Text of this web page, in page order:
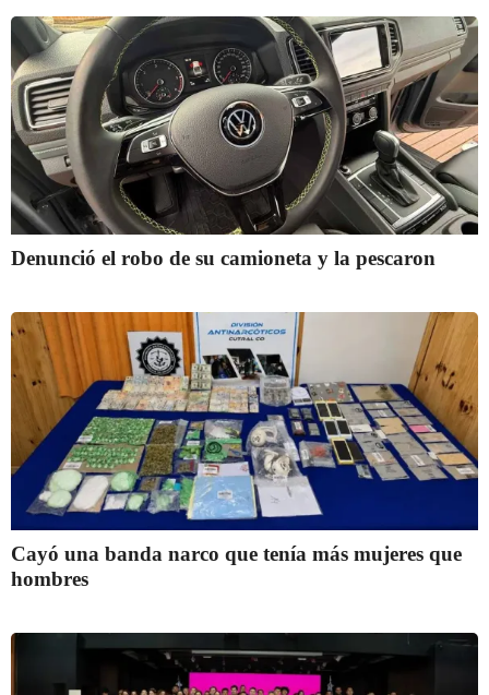
Denunció el robo de su camioneta y la pescaron
Cayó una banda narco que tenía más mujeres que
hombres